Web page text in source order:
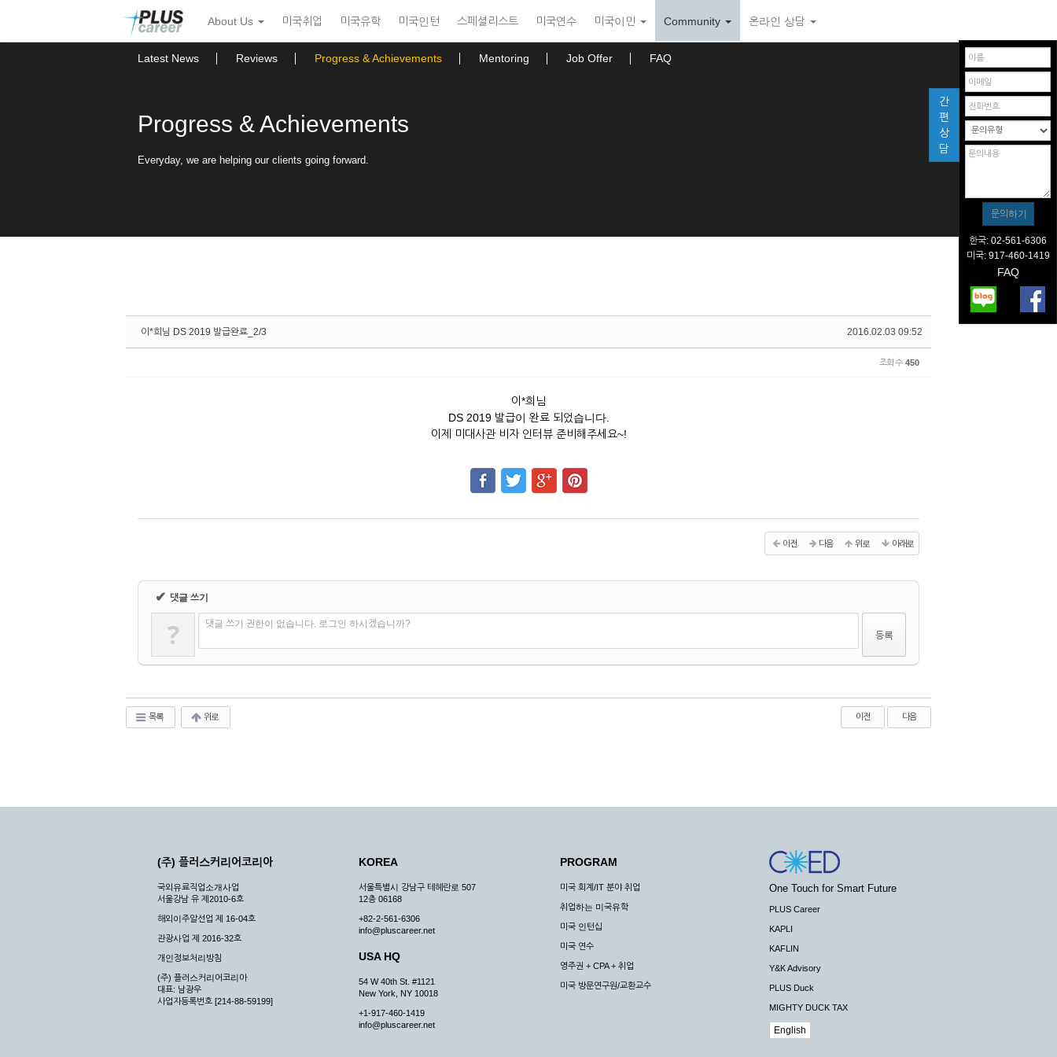
뉴
토
About Us 미국취업 미국유학 미국인턴 스페셜리스트 미국연수 미국이민 Community 온라인 상담
Latest News Reviews Progress & Achievements Mentoring Job Offer FAQ
Progress & Achievements
Everyday, we are helping our clients going forward.
2016.02.03 09:52
이*희님 DS 2019 발급완료_2/3
조회 수 450
이*희님
DS 2019 발급이 완료 되었습니다.
이제 미대사관 비자 인터뷰 준비해주세요~!
이전 다음 위로 아래로
✔ 댓글 쓰기
? 댓글 쓰기 권한이 없습니다. 로그인 하시겠습니까?
목록 위로 이전 다음
간
편
상
담
한국: 02-561-6306
미국: 917-460-1419
FAQ
(주) 플러스커리어코리아
국외유료직업소개사업
서울강남 유 제2010-6호
해외이주알선업 제 16-04호
관광사업 제 2016-32호
개인정보처리방침
(주) 플러스커리어코리아
대표: 남광우
사업자등록번호 [214-88-59199]
KOREA
서울특별시 강남구 테헤란로 507
12층 06168
+82-2-561-6306
info@pluscareer.net
USA HQ
54 W 40th St. #1121
New York, NY 10018
+1-917-460-1419
info@pluscareer.net
PROGRAM
미국 회계/IT 분야 취업
취업하는 미국유학
미국 인턴십
미국 연수
영주권 + CPA + 취업
미국 방문연구원/교환교수
One Touch for Smart Future
PLUS Career
KAPLI
KAFLIN
Y&K Advisory
PLUS Duck
MIGHTY DUCK TAX
English